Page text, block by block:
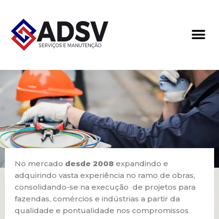
Avançar
para
No mercado desde 2008 expandindo e
adquirindo vasta experiência no ramo de obras,
consolidando-se na execução de projetos para
fazendas, comércios e indústrias a partir da
qualidade e pontualidade nos compromissos